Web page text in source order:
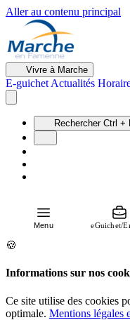
Aller au contenu principal
Vivre à Marche
E-guichet Actualités
Rechercher Ctrl +
Menu eGuichet/
🍪
Informations sur nos
Ce site utilise des cookies
optimale. Mentions légales